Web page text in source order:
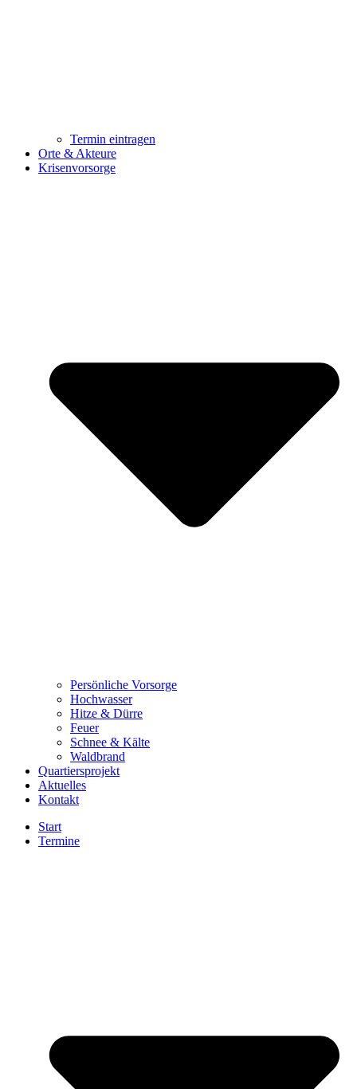
Termin eintragen
Orte & Akteure
Krisenvorsorge
Persönliche Vorsorge
Hochwasser
Hitze & Dürre
Feuer
Schnee & Kälte
Waldbrand
Quartiersprojekt
Aktuelles
Kontakt
Start
Termine